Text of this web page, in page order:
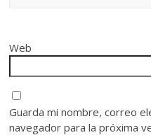
Web
Guarda mi nombre, correo
navegador para la próxima